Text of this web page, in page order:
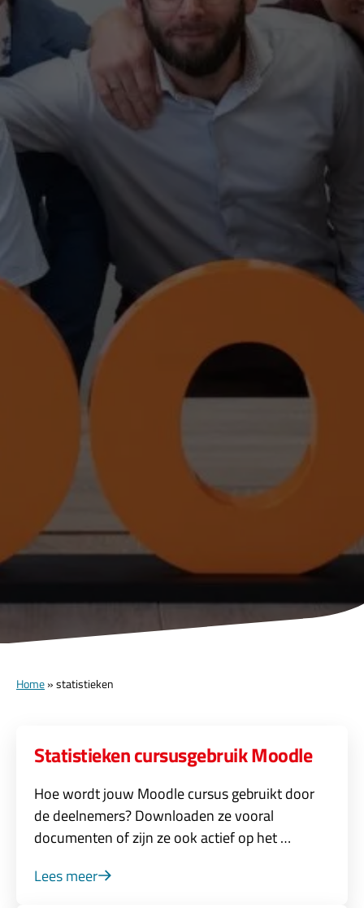
Home»statistieken
Statistieken cursusgebruik Moodle
Hoe wordt jouw Moodle cursus gebruikt door
de deelnemers? Downloaden ze vooral
documenten of zijn ze ook actief op het …
Lees meer